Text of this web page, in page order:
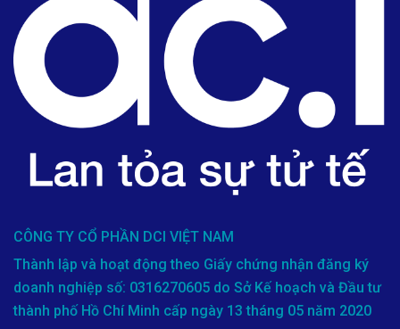
CÔNG TY CỔ PHẦN DCI VIỆT NAM
Thành lập và hoạt động theo Giấy chứng nhận đăng ký
doanh nghiệp số: 0316270605 do Sở Kế hoạch và Đầu tư
thành phố Hồ Chí Minh cấp ngày 13 tháng 05 năm 2020